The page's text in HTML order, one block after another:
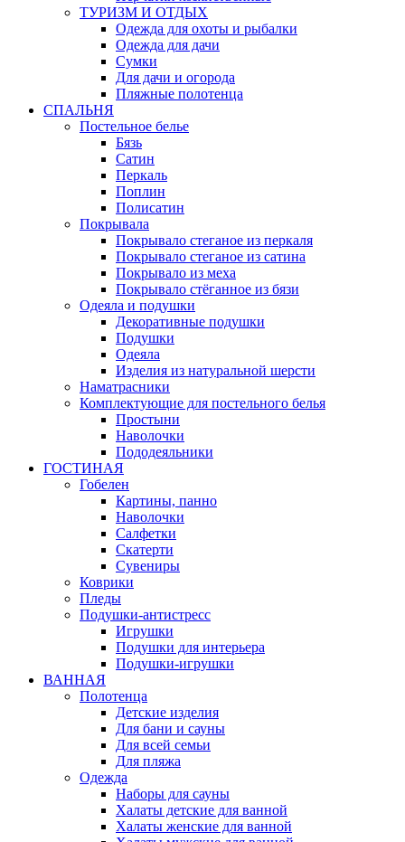
ТУРИЗМ И ОТДЫХ
Одежда для охоты и рыбалки
Одежда для дачи
Сумки
Для дачи и огорода
Пляжные полотенца
СПАЛЬНЯ
Постельное белье
Бязь
Сатин
Перкаль
Поплин
Полисатин
Покрывала
Покрывало стеганое из перкаля
Покрывало стеганое из сатина
Покрывало из меха
Покрывало стёганное из бязи
Одеяла и подушки
Декоративные подушки
Подушки
Одеяла
Изделия из натуральной шерсти
Наматраcники
Комплектующие для постельного белья
Простыни
Наволочки
Пододеяльники
ГОСТИНАЯ
Гобелен
Картины, панно
Наволочки
Салфетки
Скатерти
Сувениры
Коврики
Пледы
Подушки-антистресс
Игрушки
Подушки для интерьера
Подушки-игрушки
ВАННАЯ
Полотенца
Детские изделия
Для бани и сауны
Для всей семьи
Для пляжа
Одежда
Наборы для сауны
Халаты детские для ванной
Халаты женские для ванной